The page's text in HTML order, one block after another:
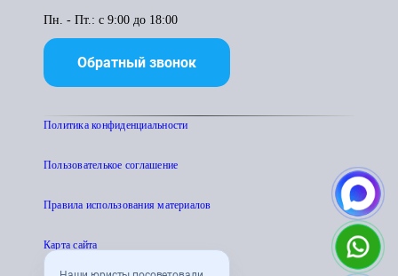
Пн. - Пт.: с 9:00 до 18:00
Обратный звонок
Политика конфиденциальности
Пользователькое соглашение
Правила использования материалов
Карта сайта